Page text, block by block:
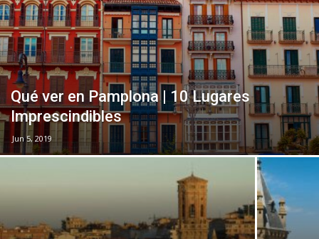
Qué ver en Pamplona | 10 Lugares
Imprescindibles
Jun 5, 2019